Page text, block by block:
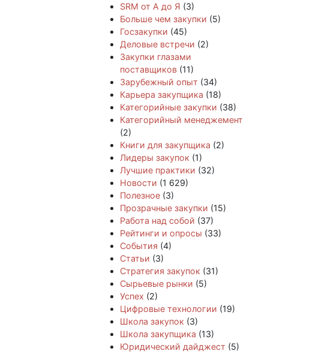
SRM от А до Я (3)
Больше чем закупки (5)
Госзакупки (45)
Деловые встречи (2)
Закупки глазами
поставщиков (11)
Зарубежный опыт (34)
Карьера закупщика (18)
Категорийные закупки (38)
Категорийный менеджемент
(2)
Книги для закупщика (2)
Лидеры закупок (1)
Лучшие практики (32)
Новости (1 629)
Полезное (3)
Прозрачные закупки (15)
Работа над собой (37)
Рейтинги и опросы (33)
События (4)
Статьи (3)
Стратегия закупок (31)
Сырьевые рынки (5)
Успех (2)
Цифровые технологии (19)
Школа закупок (3)
Школа закупщика (13)
Юридический дайджест (5)